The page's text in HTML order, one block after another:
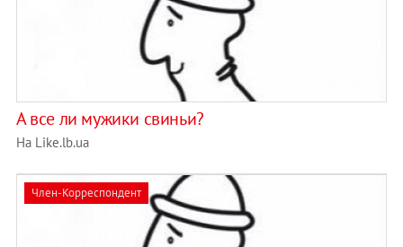
А все ли мужики свиньи?
На Like.lb.ua
Член-Корреспондент